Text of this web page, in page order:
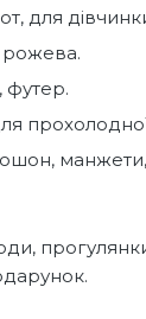
для
рожева.
футер.
манжети,